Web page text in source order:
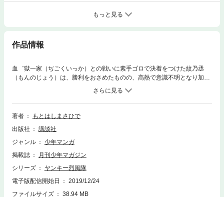
もっと見る
作品情報
血゛獄一家（ぢごくいっか）との戦いに素手ゴロで決着をつけた紋乃丞
（もんのじょう）は、勝利をおさめたものの、高熱で意識不明となり加瀬
美鈴（かせみすず）の邸宅に運ばれた。そのころ、紋乃丞を血゛獄一家の
総長に迎えるため如月（きさらぎ）と石松（いしまつ）が、烈風隊本拠地
を訪れていた！！さらに紋乃丞とともに軟禁状態にある竜二（りゅうじ）
を救出するために花岡連合までもが動き出して……！？
著者
もとはしまさひで
出版社
講談社
ジャンル
少年マンガ
掲載誌
月刊少年マガジン
シリーズ
ヤンキー烈風隊
電子版配信開始日
2019/12/24
ファイルサイズ
38.94 MB